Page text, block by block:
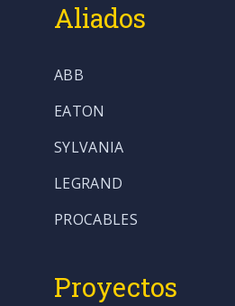
Aliados
ABB
EATON
SYLVANIA
LEGRAND
PROCABLES
Proyectos